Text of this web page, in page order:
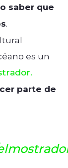
saber que
.
es un
parte de